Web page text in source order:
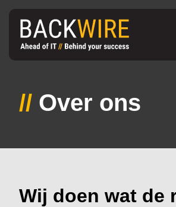
// Over ons
Wij doen wat de